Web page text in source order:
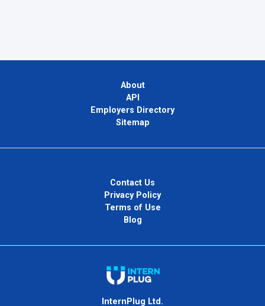
About
API
Employers Directory
Sitemap
Contact Us
Privacy Policy
Terms of Use
Blog
InternPlug Ltd.